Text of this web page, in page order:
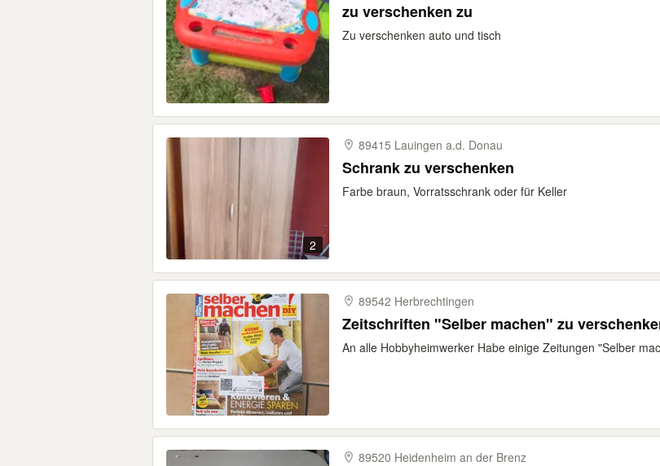
zu verschenken zu
Zu verschenken auto und tisch
2
89415 Lauingen a.d. Donau
Schrank zu verschenken
Farbe braun, Vorratsschrank oder für Keller
89542 Herbrechtingen
Zeitschriften "Selber machen" zu
An alle Hobbyheimwerker Habe einige Zeitungen "Selber
89520 Heidenheim an der Brenz